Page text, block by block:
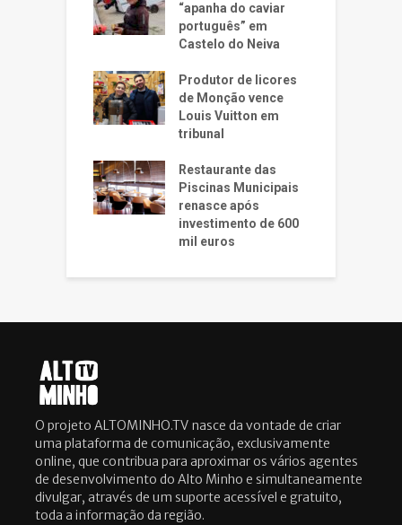
“apanha do caviar
português” em
Castelo do Neiva
Produtor de licores
de Monção vence
Louis Vuitton em
tribunal
Restaurante das
Piscinas Municipais
renasce após
investimento de 600
mil euros
O projeto ALTOMINHO.TV nasce da vontade de criar
uma plataforma de comunicação, exclusivamente
online, que contribua para aproximar os vários agentes
de desenvolvimento do Alto Minho e simultaneamente
divulgar, através de um suporte acessível e gratuito,
toda a informação da região.